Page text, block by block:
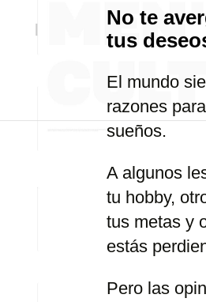
No te
tus
El mundo
razones
sueños.
A algunos
tu hobby,
tus metas y
estás
Pero las